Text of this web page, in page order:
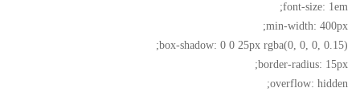
font-size: 1em;
min-width: 400px;
box-shadow: 0 0 25px rgba(0, 0, 0, 0.15);
border-radius: 15px;
overflow: hidden;